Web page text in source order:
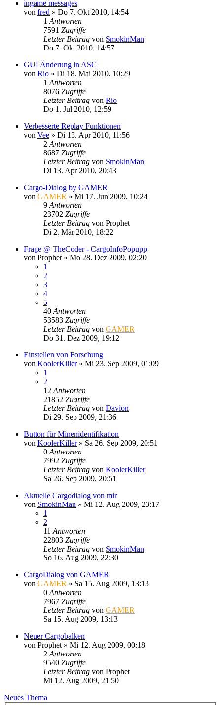
ingame messages
von fred » Do 7. Okt 2010, 14:54
1 Antworten
7591 Zugriffe
Letzter Beitrag von SmokinMan
Do 7. Okt 2010, 14:57
GUI Änderung in ASC
von Rio » Di 18. Mai 2010, 10:29
1 Antworten
8076 Zugriffe
Letzter Beitrag von Rio
Do 1. Jul 2010, 12:59
Verbesserte Replay Funktionen
von Vee » Di 13. Apr 2010, 11:56
2 Antworten
8687 Zugriffe
Letzter Beitrag von SmokinMan
Di 13. Apr 2010, 20:43
Cargo-Dialog by GAMER
von GAMER » Mi 17. Jun 2009, 10:24
9 Antworten
23702 Zugriffe
Letzter Beitrag von Prophet
Di 2. Mär 2010, 18:22
Frage @ TheCoder - CargoInfoPopupp
von Prophet » Mo 28. Dez 2009, 02:20
1
2
3
4
5
40 Antworten
53583 Zugriffe
Letzter Beitrag von GAMER
Do 31. Dez 2009, 19:12
Einstellen von Forschung
von KoolerKiller» Mi 23. Sep 2009, 01:09
1
2
12 Antworten
21852 Zugriffe
Letzter Beitrag von Davion
Di 29. Sep 2009, 21:36
Button für Minenidentifikation
von KoolerKiller» Sa 26. Sep 2009, 20:51
0 Antworten
7992 Zugriffe
Letzter Beitrag von KoolerKiller
Sa 26. Sep 2009, 20:51
Aktuelle Cargodialog von mir
von SmokinMan » Mi 12. Aug 2009, 23:17
1
2
11 Antworten
22803 Zugriffe
Letzter Beitrag von SmokinMan
So 16. Aug 2009, 22:30
CargoDialog von GAMER
von GAMER » Sa 15. Aug 2009, 13:13
0 Antworten
7967 Zugriffe
Letzter Beitrag von GAMER
Sa 15. Aug 2009, 13:13
Neuer Cargobalken
von Prophet » Mi 12. Aug 2009, 00:18
2 Antworten
9540 Zugriffe
Letzter Beitrag von Prophet
Mi 12. Aug 2009, 21:50
Neues Thema